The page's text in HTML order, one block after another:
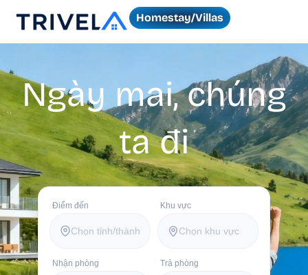
Homestay/Villas
Ngày mai, chúng
ta đi
Điểm đến
Chọn tỉnh/thành
Khu vực
Chọn khu vực
Nhận phòng Trả phòng